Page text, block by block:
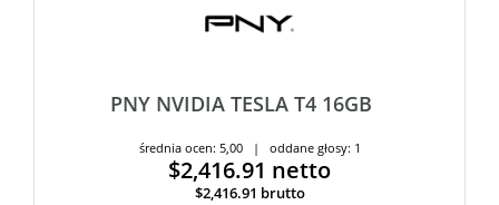
PNY NVIDIA TESLA T4 16GB
średnia ocen: 5,00 | oddane głosy: 1
$2,416.91 netto
$2,416.91 brutto